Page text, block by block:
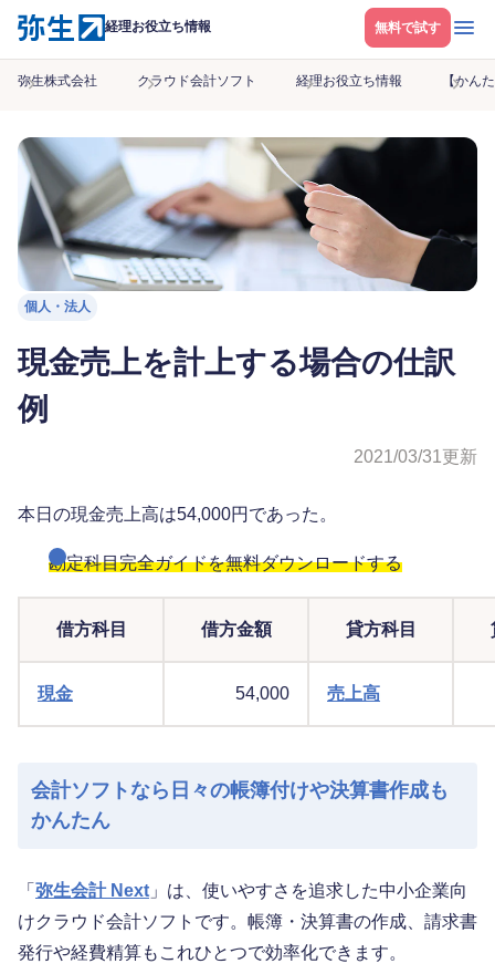
経理お役立ち情報 無料で試す メニ
弥生株式会社 クラウド会計ソフト 経理お役立ち情報 【かん
個人・法人
現金売上を計上する場合の仕訳
例
2021/03/31更新
本日の現金売上高は54,000円であった。
勘定科目完全ガイドを無料ダウンロードする
借方科目 借方金額 貸方科目
現金 54,000 売上高
会計ソフトなら日々の帳簿付けや決算書作成も
かんたん
「 弥生会計 Next 」は、使いやすさを追求した中小企業向
けクラウド会計ソフトです。帳簿・決算書の作成、請求書
発行や経費精算もこれひとつで効率化できます。